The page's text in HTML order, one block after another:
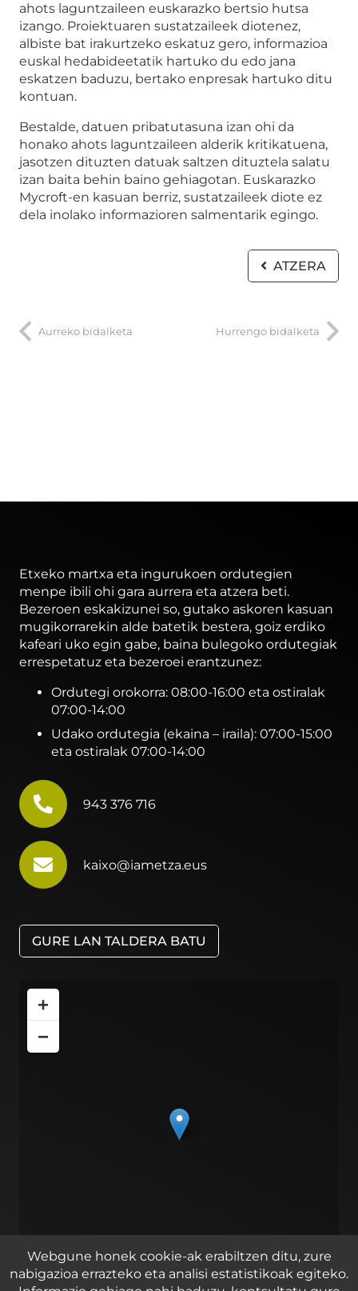
ahots laguntzaileen euskarazko bertsio hutsa
izango. Proiektuaren sustatzaileek diotenez,
albiste bat irakurtzeko eskatuz gero, informazioa
euskal hedabideetatik hartuko du edo jana
eskatzen baduzu, bertako enpresak hartuko ditu
kontuan.
Bestalde, datuen pribatutasuna izan ohi da
honako ahots laguntzaileen alderik kritikatuena,
jasotzen dituzten datuak saltzen dituztela salatu
izan baita behin baino gehiagotan. Euskarazko
Mycroft-en kasuan berriz, sustatzaileek diote ez
dela inolako informazioren salmentarik egingo.
ATZERA
Aurreko bidalketa Hurrengo bidalketa
Etxeko martxa eta ingurukoen ordutegien
menpe ibili ohi gara aurrera eta atzera beti.
Bezeroen eskakizunei so, gutako askoren kasuan
mugikorrarekin alde batetik bestera, goiz erdiko
kafeari uko egin gabe, baina bulegoko ordutegiak
errespetatuz eta bezeroei erantzunez:
Ordutegi orokorra: 08:00-16:00 eta ostiralak
07:00-14:00
Udako ordutegia (ekaina – iraila): 07:00-15:00
eta ostiralak 07:00-14:00
943 376 716
kaixo@iametza.eus
GURE LAN TALDERA BATU
+
−
Webgune honek cookie-ak erabiltzen ditu, zure
nabigazioa errazteko eta analisi estatistikoak egiteko.